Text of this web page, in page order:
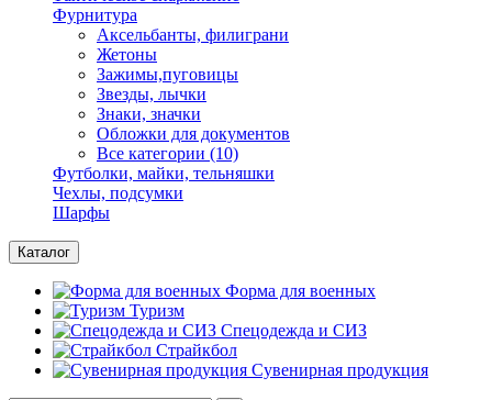
Фурнитура
Аксельбанты, филиграни
Жетоны
Зажимы,пуговицы
Звезды, лычки
Знаки, значки
Обложки для документов
Все категории (10)
Футболки, майки, тельняшки
Чехлы, подсумки
Шарфы
Каталог
Форма для военных
Туризм
Спецодежда и СИЗ
Страйкбол
Сувенирная продукция